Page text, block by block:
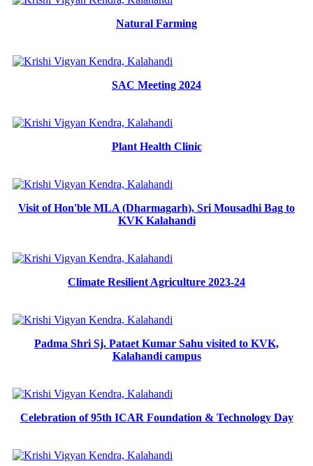
Natural Farming
SAC Meeting 2024
Plant Health Clinic
Visit of Hon'ble MLA (Dharmagarh), Sri Mousadhi Bag to
KVK Kalahandi
Climate Resilient Agriculture 2023-24
Padma Shri Sj. Pataet Kumar Sahu visited to KVK,
Kalahandi campus
Celebration of 95th ICAR Foundation & Technology Day